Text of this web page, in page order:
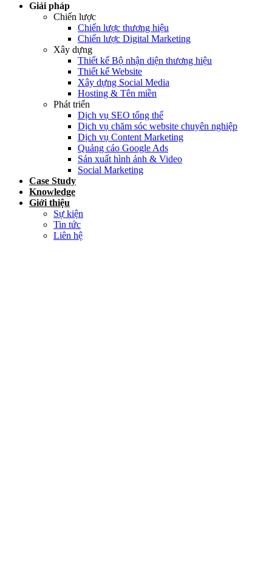
Giải pháp
Chiến lược
Chiến lược thương hiệu
Chiến lược Digital Marketing
Xây dựng
Thiết kế Bộ nhận diện thương hiệu
Thiết kế Website
Xây dựng Social Media
Hosting & Tên miền
Phát triển
Dịch vụ SEO tổng thể
Dịch vụ chăm sóc website chuyên nghiệp
Dịch vụ Content Marketing
Quảng cáo Google Ads
Sản xuất hình ảnh & Video
Social Marketing
Case Study
Knowledge
Giới thiệu
Sự kiện
Tin tức
Liên hệ